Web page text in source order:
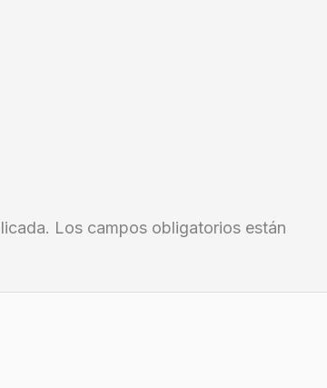
Los campos obligatorios están